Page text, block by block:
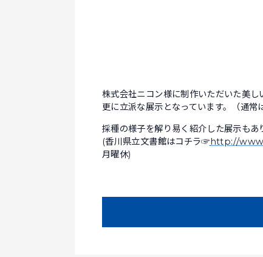
株式会社ニコン様に制作いただいた美
更に立派な展示となっています。（通常
採種の様子を解り易く紹介した展示もあ
(香川県立文書館はコチラ☞http://
月曜休)